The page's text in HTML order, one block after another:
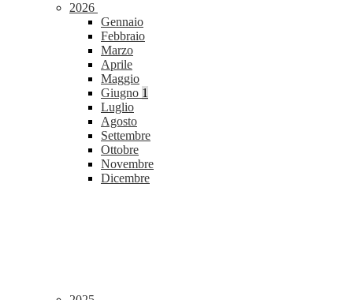
2026
Gennaio
Febbraio
Marzo
Aprile
Maggio
Giugno 1
Luglio
Agosto
Settembre
Ottobre
Novembre
Dicembre